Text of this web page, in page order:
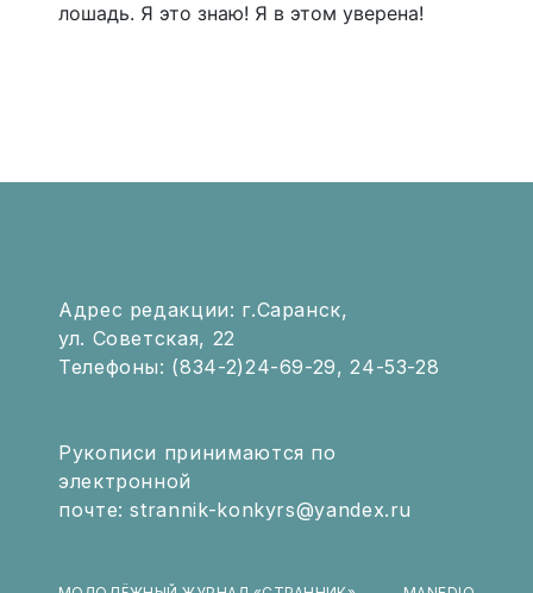
лошадь. Я это знаю! Я в этом уверена!
Адрес редакции: г.Саранск,
ул. Советская, 22
Телефоны: (834-2)24-69-29, 24-53-28
Рукописи принимаются по
электронной
почте: strannik-konkyrs@yandex.ru